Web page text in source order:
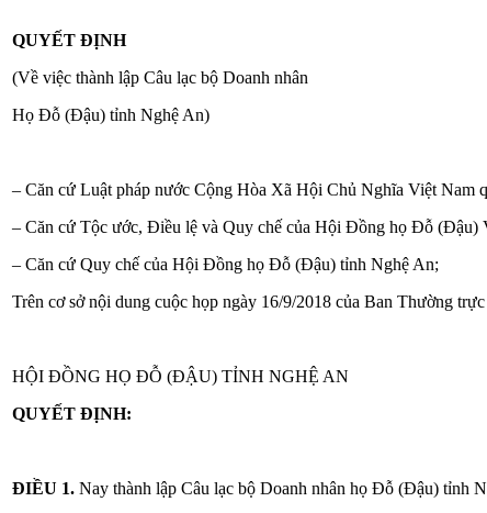
QUYẾT ĐỊNH
(Về việc thành lập Câu lạc bộ Doanh nhân
Họ Đỗ (Đậu) tỉnh Nghệ An)
– Căn cứ Luật pháp nước Cộng Hòa Xã Hội Chủ Nghĩa Việt Nam
– Căn cứ Tộc ước, Điều lệ và Quy chế của Hội Đồng họ Đỗ (Đậu)
– Căn cứ Quy chế của Hội Đồng họ Đỗ (Đậu) tỉnh Nghệ An;
Trên cơ sở nội dung cuộc họp ngày 16/9/2018 của Ban Thường
HỘI ĐỒNG HỌ ĐỖ (ĐẬU) TỈNH NGHỆ AN
QUYẾT ĐỊNH:
ĐIỀU 1. Nay thành lập Câu lạc bộ Doanh nhân họ Đỗ (Đậu) tỉnh